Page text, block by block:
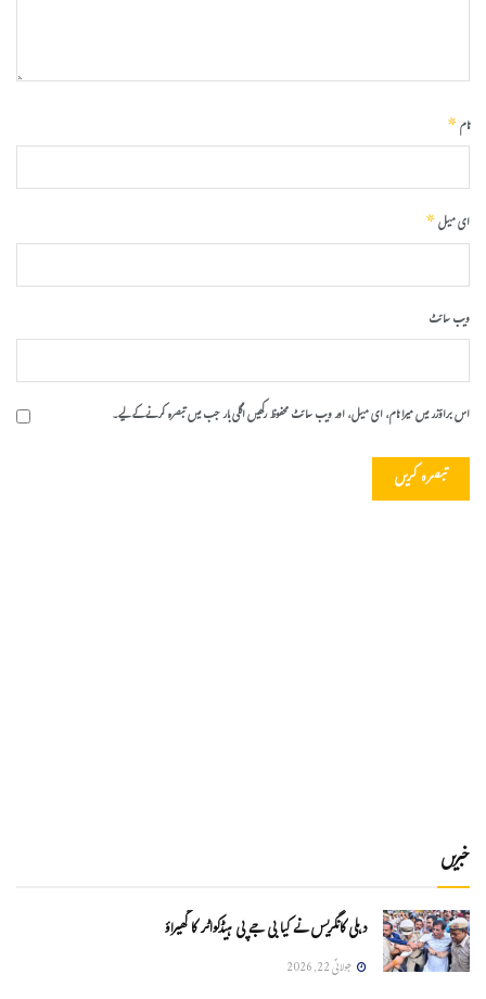
نام*
ای میل*
ویب‌ سائٹ
اس براؤزر میں میرا نام، ای میل، اور ویب سائٹ محفوظ رکھیں اگلی بار جب میں تبصرہ کرنے کےلیے۔
خبریں
دہلی کانگریس نے کیا بی جے پی ہیڈکواٹر کا گھیراؤ
جولائی 22, 2026